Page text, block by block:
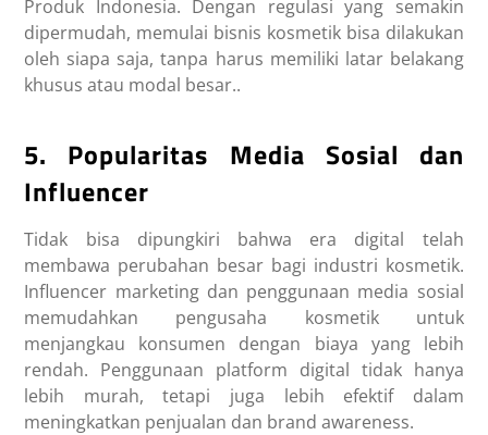
Produk Indonesia. Dengan regulasi yang semakin
dipermudah, memulai bisnis kosmetik bisa dilakukan
oleh siapa saja, tanpa harus memiliki latar belakang
khusus atau modal besar..
5. Popularitas Media Sosial dan
Influencer
Tidak bisa dipungkiri bahwa era digital telah
membawa perubahan besar bagi industri kosmetik.
Influencer marketing dan penggunaan media sosial
memudahkan pengusaha kosmetik untuk
menjangkau konsumen dengan biaya yang lebih
rendah. Penggunaan platform digital tidak hanya
lebih murah, tetapi juga lebih efektif dalam
meningkatkan penjualan dan brand awareness.